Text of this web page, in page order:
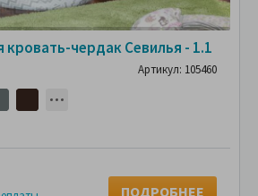
кровать-чердак Севилья - 1.1
Артикул: 105460
ПОДРОБНЕЕ